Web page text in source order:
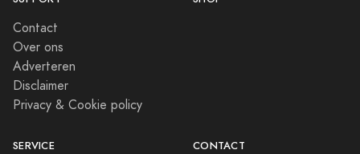
Contact
Over ons
Adverteren
Disclaimer
Privacy & Cookie policy
SERVICE CONTACT